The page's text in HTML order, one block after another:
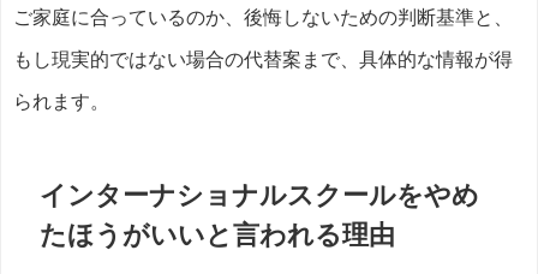
ご家庭に合っているのか、後悔しないための判断基準と、
もし現実的ではない場合の代替案まで、具体的な情報が得
られます。
インターナショナルスクールをやめ
たほうがいいと言われる理由